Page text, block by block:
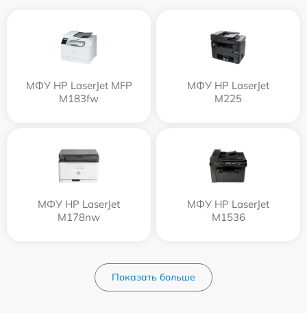
МФУ HP LaserJet MFP
M183fw
МФУ HP LaserJet
M225
МФУ HP LaserJet
M178nw
МФУ HP LaserJet
M1536
Показать больше